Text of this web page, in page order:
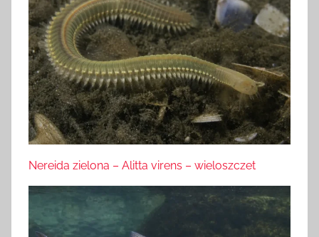
Nereida zielona – Alitta virens – wieloszczet